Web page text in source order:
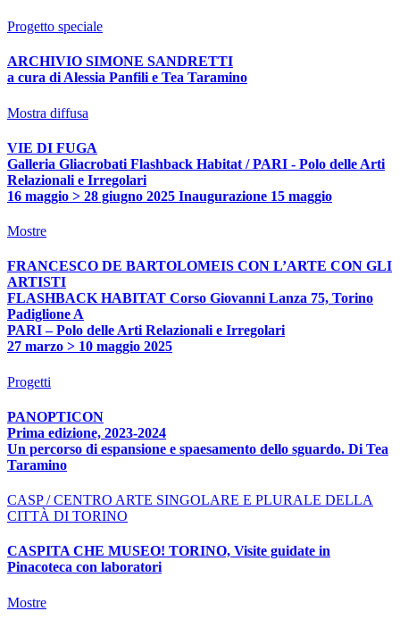
Progetto speciale
ARCHIVIO SIMONE SANDRETTI
a cura di Alessia Panfili e Tea Taramino
Mostra diffusa
VIE DI FUGA
Galleria Gliacrobati Flashback Habitat / PARI - Polo delle Arti
Relazionali e Irregolari
16 maggio > 28 giugno 2025 Inaugurazione 15 maggio
Mostre
FRANCESCO DE BARTOLOMEIS CON L’ARTE CON GLI
ARTISTI
FLASHBACK HABITAT Corso Giovanni Lanza 75, Torino
Padiglione A
PARI – Polo delle Arti Relazionali e Irregolari
27 marzo > 10 maggio 2025
Progetti
PANOPTICON
Prima edizione, 2023-2024
Un percorso di espansione e spaesamento dello sguardo. Di Tea
Taramino
CASP / CENTRO ARTE SINGOLARE E PLURALE DELLA
CITTÀ DI TORINO
CASPITA CHE MUSEO! TORINO, Visite guidate in
Pinacoteca con laboratori
Mostre